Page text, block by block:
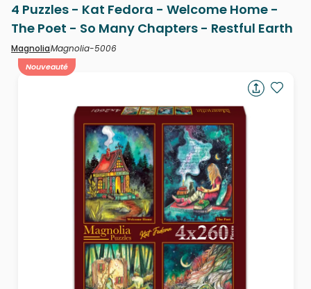
4 Puzzles - Kat Fedora - Welcome Home -
The Poet - So Many Chapters - Restful Earth
MagnoliaMagnolia-5006
Nouveauté